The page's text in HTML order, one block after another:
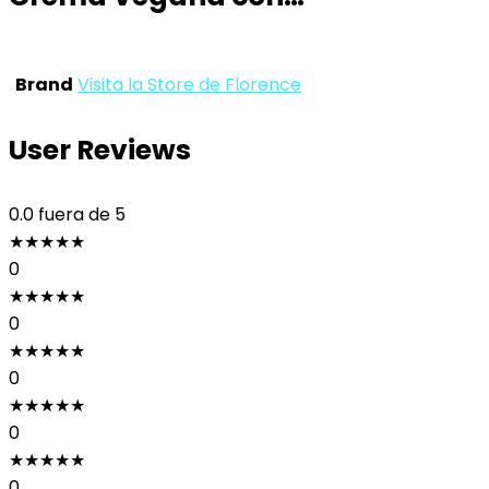
Brand Visita la Store de Florence
User Reviews
0.0 fuera de 5
★★★★★
0
★★★★★
0
★★★★★
0
★★★★★
0
★★★★★